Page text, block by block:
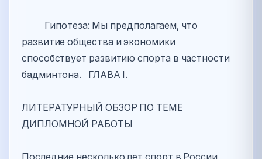
Гипотеза: Мы предполагаем, что
развитие общества и экономики
способствует развитию спорта в частности
бадминтона. ГЛАВА I.
ЛИТЕРАТУРНЫЙ ОБЗОР ПО ТЕМЕ
ДИПЛОМНОЙ РАБОТЫ
Последние несколько лет спорт в России